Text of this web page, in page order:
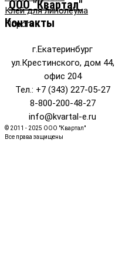
Клей для линолеума
Пороги
ООО "Квартал"
Контакты
г.Екатеринбург
ул.Крестинского, дом 44,
офис 204
Тел.: +7 (343) 227-05-27
8-800-200-48-27
info@kvartal-e.ru
© 2011 - 2025 ООО "Квартал"
Все права защищены